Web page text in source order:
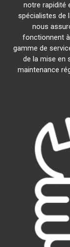
notre rapidité
spécialistes de
nous
fonctionnent
gamme de
de la mise en
maintenance